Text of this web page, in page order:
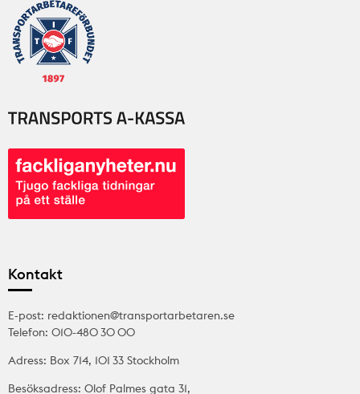
Kontakt
E-post: redaktionen@transportarbetaren.se
Telefon: 010-480 30 00
Adress: Box 714, 101 33 Stockholm
Besöksadress: Olof Palmes gata 31,